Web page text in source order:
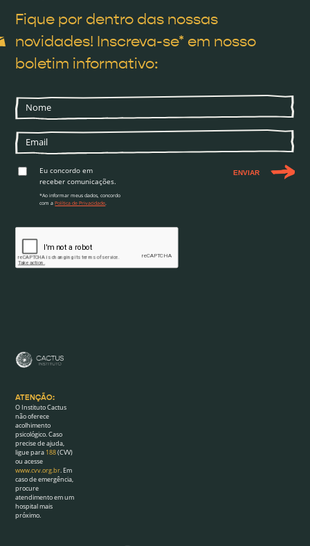
Fique por dentro das nossas
novidades! Inscreva-se* em nosso
boletim informativo:
Eu concordo em
receber comunicações.
*Ao informar meus dados, concordo
com aPolítica de Privacidade
ENVIAR
ATENÇÃO:
O Instituto Cactus
não oferece
acolhimento
psicológico. Caso
precise de ajuda,
ligue para 188(CVV)
ou acesse
www.cvv.org.br. Em
caso de emergência,
procure
atendimento em um
hospital mais
próximo.